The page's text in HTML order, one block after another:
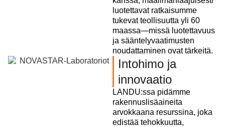
luotettavat ratkaisumme
tukevat teollisuutta yli 60
maassa—missä luotettavuus
ja sääntelyvaatimusten
noudattaminen ovat tärkeitä.
Intohimo ja
innovaatio
LANDU:ssa pidämme
rakennuslisäaineita
arvokkaana resurssina, joka
edistää tehokkuutta,